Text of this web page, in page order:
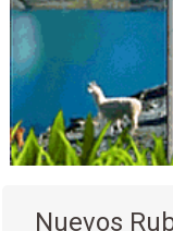
Productos Naturales
Frutas Secas
Fábrica de cereales
Cereales de Quinua
Productos de
Mochilas por mayor
Nuevos